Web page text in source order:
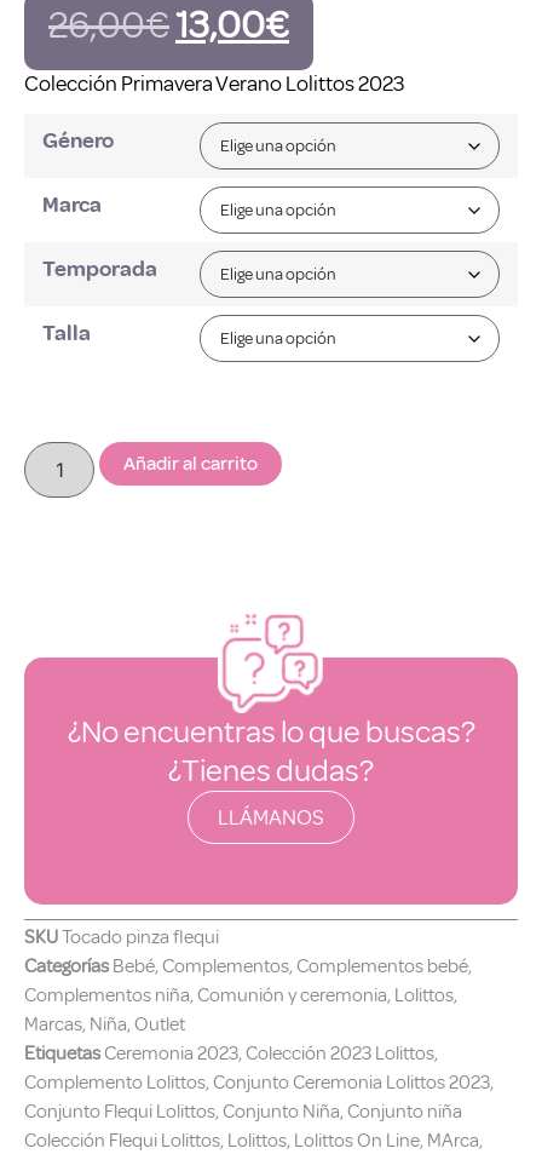
26,00€13,00€
Colección Primavera Verano Lolittos 2023
Género
Marca
Temporada
Talla
Añadir al carrito
¿No encuentras lo que buscas?
¿Tienes dudas?
LLÁMANOS
SKUTocado pinza flequi
Categorías Bebé,Complementos,Complementos bebé,
Complementos niña,Comunión y ceremonia, Lolittos,
Marcas, Niña,Outlet
EtiquetasCeremonia 2023,Colección 2023 Lolittos,
Complemento Lolittos,Conjunto Ceremonia Lolittos 2023,
Conjunto Flequi Lolittos,Conjunto Niña,Conjunto niña
Colección Flequi Lolittos, Lolittos, Lolittos On Line, MArca,